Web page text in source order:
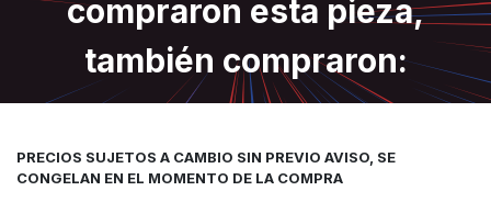
compraron esta pieza,
también compraron:
PRECIOS SUJETOS A CAMBIO SIN PREVIO AVISO, SE
CONGELAN EN EL MOMENTO DE LA COMPRA